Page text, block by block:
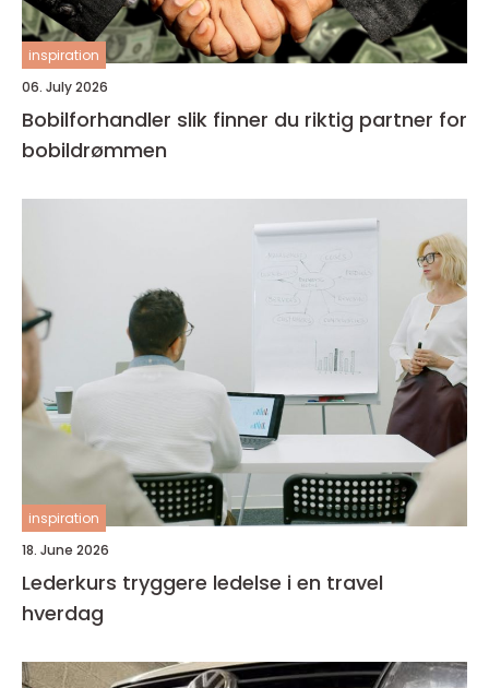
inspiration
06. July 2026
Bobilforhandler slik finner du riktig partner for
bobildrømmen
inspiration
18. June 2026
Lederkurs tryggere ledelse i en travel
hverdag